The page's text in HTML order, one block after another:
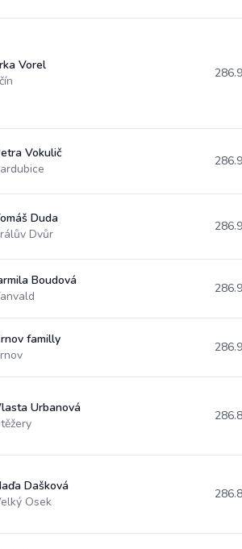
Vorel
Vokulič
Duda
Dvůr
Boudová
familly
Urbanová
Dašková
Osek